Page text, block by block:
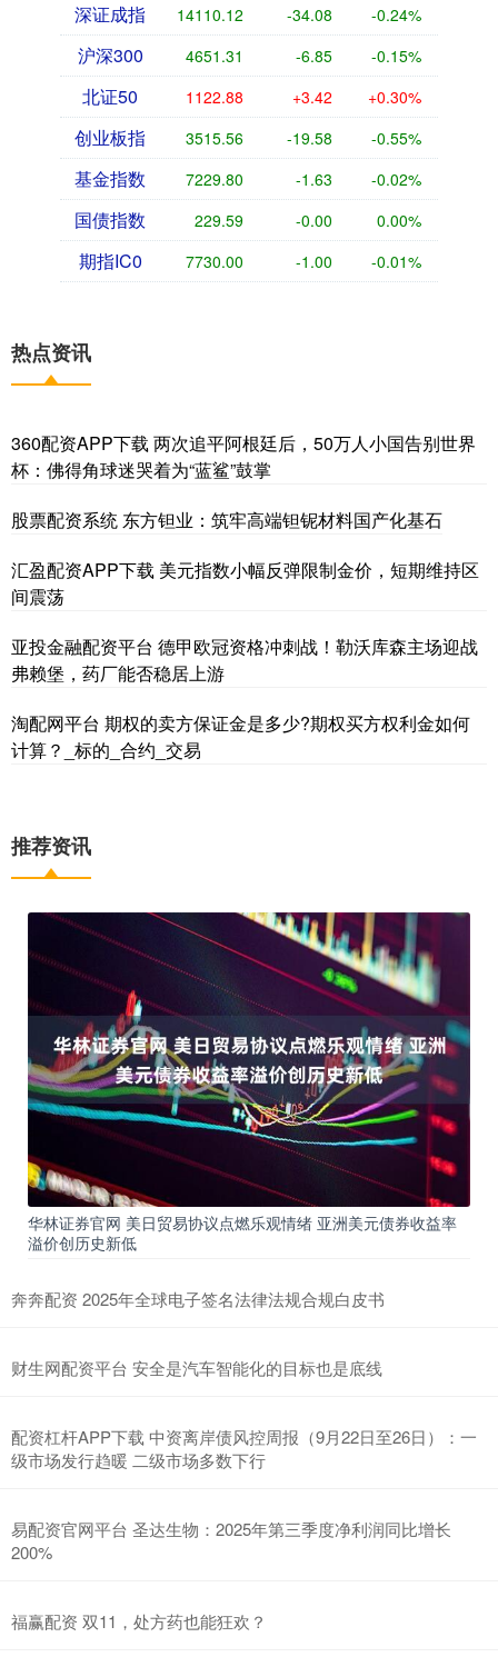
深证成指 14110.12 -34.08 -0.24%
沪深300 4651.31 -6.85 -0.15%
北证50 1122.88 +3.42 +0.30%
创业板指 3515.56 -19.58 -0.55%
基金指数 7229.80 -1.63 -0.02%
国债指数 229.59 -0.00 0.00%
期指IC0 7730.00 -1.00 -0.01%
热点资讯
360配资APP下载 两次追平阿根廷后，50万人小国告别世界
杯：佛得角球迷哭着为“蓝鲨”鼓掌
股票配资系统 东方钽业：筑牢高端钽铌材料国产化基石
汇盈配资APP下载 美元指数小幅反弹限制金价，短期维持区
间震荡
亚投金融配资平台 德甲欧冠资格冲刺战！勒沃库森主场迎战
弗赖堡，药厂能否稳居上游
淘配网平台 期权的卖方保证金是多少?期权买方权利金如何
计算？_标的_合约_交易
推荐资讯
华林证券官网 美日贸易协议点燃乐观情绪 亚洲美元债券收益率
溢价创历史新低
奔奔配资 2025年全球电子签名法律法规合规白皮书
财生网配资平台 安全是汽车智能化的目标也是底线
配资杠杆APP下载 中资离岸债风控周报（9月22日至26日）：一
级市场发行趋暖 二级市场多数下行
易配资官网平台 圣达生物：2025年第三季度净利润同比增长
200%
福赢配资 双11，处方药也能狂欢？